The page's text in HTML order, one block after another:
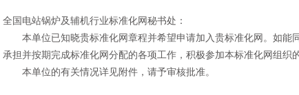
全国电站锅炉及辅机行业标准化网秘书处：
本单位已知晓贵标准化网章程并希望申请加入贵标准化网。如能
承担并按期完成标准化网分配的各项工作，积极参加本标准化网组织
本单位的有关情况详见附件，请予审核批准。